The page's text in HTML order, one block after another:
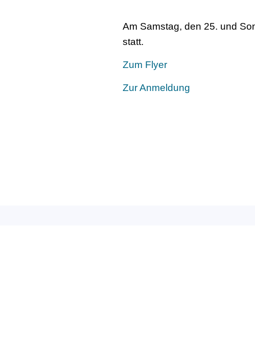
Am Samstag, den 25. und
statt.
Zum Flyer
Zur Anmeldung